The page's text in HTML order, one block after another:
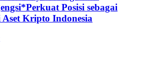
Posisi sebagai
Kripto Indonesia